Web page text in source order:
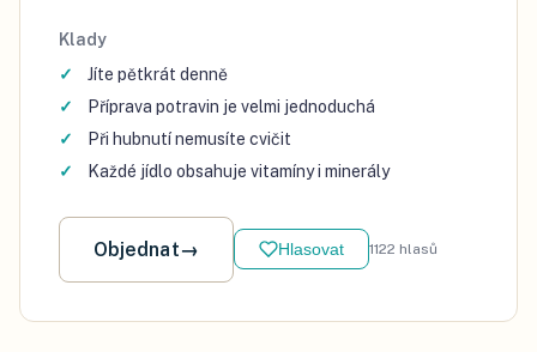
Klady
Jíte pětkrát denně
Příprava potravin je velmi jednoduchá
Při hubnutí nemusíte cvičit
Každé jídlo obsahuje vitamíny i minerály
Objednat→ Hlasovat 1122 hlasů